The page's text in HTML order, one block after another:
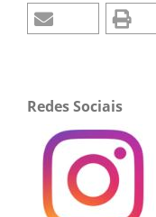
Redes Sociais